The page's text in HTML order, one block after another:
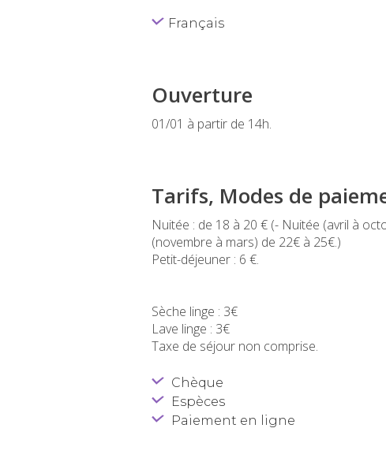
Français
Ouverture
01/01 à partir de 14h.
Tarifs, Modes de
Nuitée : de 18 à 20 € (- Nuitée (avril à
(novembre à mars) de 22€ à 25€.)
Petit-déjeuner : 6 €.
Sèche linge : 3€
Lave linge : 3€
Taxe de séjour non comprise.
Chèque
Espèces
Paiement en ligne